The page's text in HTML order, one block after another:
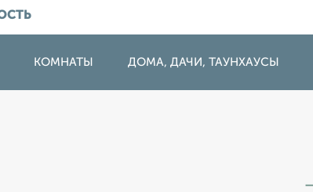
КОМНАТЫ ДОМА, ДАЧИ, ТАУНХАУСЫ